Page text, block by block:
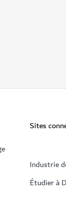
Sites
Industrie
Étudier à